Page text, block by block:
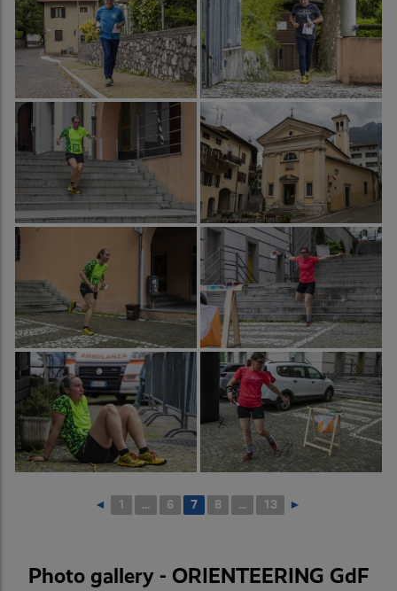
◄ 1 ... 6 7 8 ... 13 ►
Photo gallery - ORIENTEERING GdF